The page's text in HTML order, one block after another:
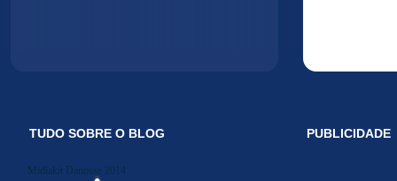
TUDO SOBRE O BLOG
Midiakit Danosse 2014
PUBLICIDADE